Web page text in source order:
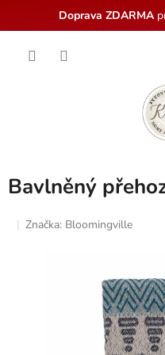
Doprava ZDARMA
Bavlněný
Značka: Bloomingville